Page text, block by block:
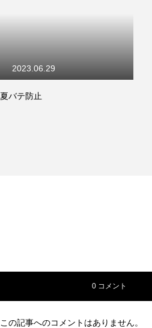
夏バテ防止
2023.06.29
0 コメント
この記事へのコメントはありません。